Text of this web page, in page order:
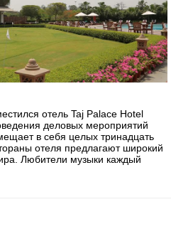
отель Taj Palace Hotel
деловых мероприятий
в себя целых тринадцать
отеля предлагают широкий
Любители музыки каждый